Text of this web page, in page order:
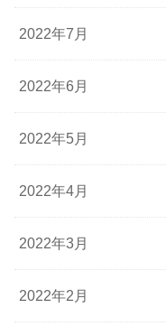
2022年7月
2022年6月
2022年5月
2022年4月
2022年3月
2022年2月